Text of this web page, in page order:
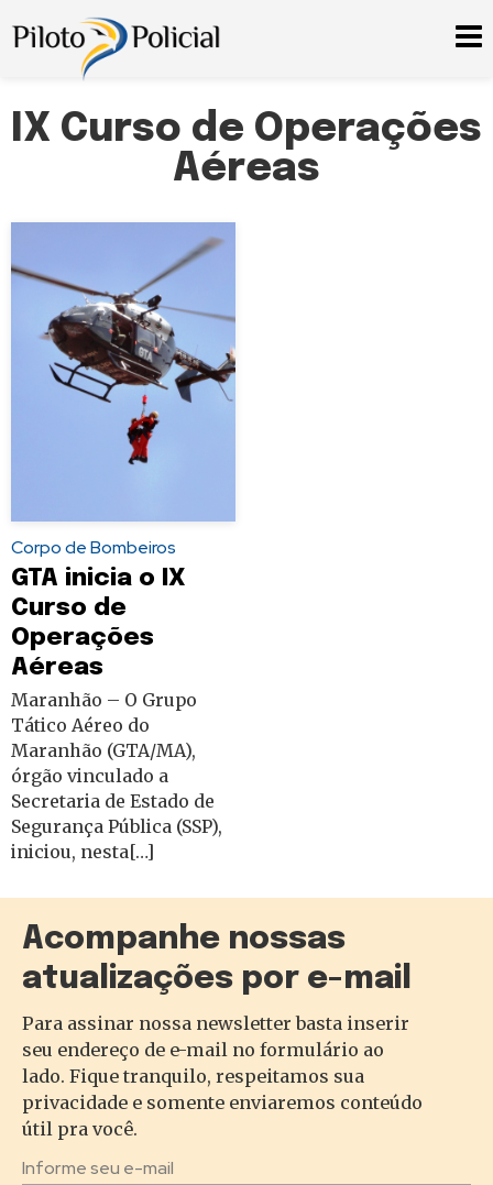
IX Curso de Operações
Aéreas
Corpo de Bombeiros
GTA inicia o IX
Curso de
Operações
Aéreas
Maranhão – O Grupo
Tático Aéreo do
Maranhão (GTA/MA),
órgão vinculado a
Secretaria de Estado de
Segurança Pública (SSP),
iniciou, nesta[…]
Acompanhe nossas
atualizações por e-mail
Para assinar nossa newsletter basta inserir
seu endereço de e-mail no formulário ao
lado. Fique tranquilo, respeitamos sua
privacidade e somente enviaremos conteúdo
útil pra você.
Informe seu e-mail